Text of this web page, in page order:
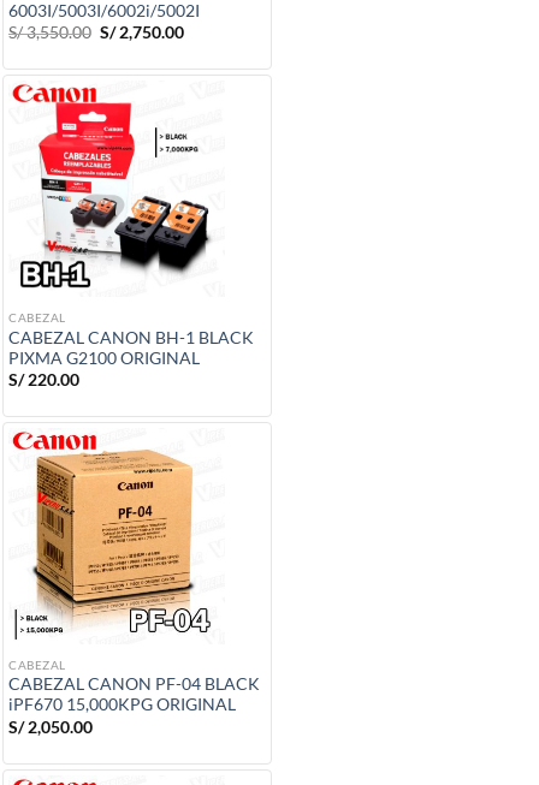
6003I/5003I/6002i/5002I
S/3,550.00 El
precio
era:
S/2,750.00El
es:
CABEZAL
CABEZAL CANON BH-1 BLACK
PIXMA G2100 ORIGINAL
S/220.00
CABEZAL
CABEZAL CANON PF-04 BLACK
iPF670 15,000KPG ORIGINAL
S/2,050.00